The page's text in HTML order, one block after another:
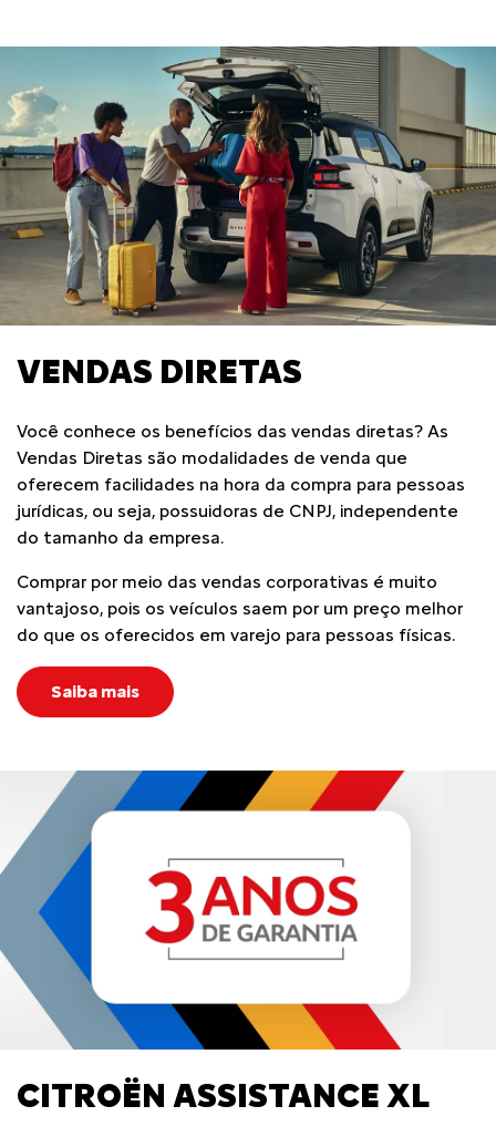
VENDAS DIRETAS
Você conhece os benefícios das vendas diretas? As
Vendas Diretas são modalidades de venda que
oferecem facilidades na hora da compra para pessoas
jurídicas, ou seja, possuidoras de CNPJ, independente
do tamanho da empresa.
Comprar por meio das vendas corporativas é muito
vantajoso, pois os veículos saem por um preço melhor
do que os oferecidos em varejo para pessoas físicas.
Saiba mais
CITROËN ASSISTANCE XL